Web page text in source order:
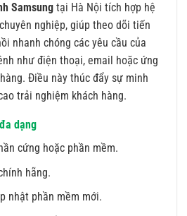
Samsung tại Hà Nội tích hợp hệ
nghiệp, giúp theo dõi tiến
nhanh chóng các yêu cầu của
như điện thoại, email hoặc ứng
Điều này thúc đẩy sự minh
trải nghiệm khách hàng.
dạng
cứng hoặc phần mềm.
hãng.
nhật phần mềm mới.